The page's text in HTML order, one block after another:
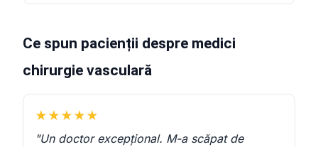
Ce spun pacienții despre medici
chirurgie vasculară
★★★★★
"Un doctor excepțional. M-a scăpat de